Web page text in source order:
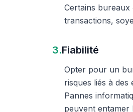
Certains bureaux
transactions,
3.Fiabilité
Opter pour un
risques liés à
Pannes
peuvent entamer